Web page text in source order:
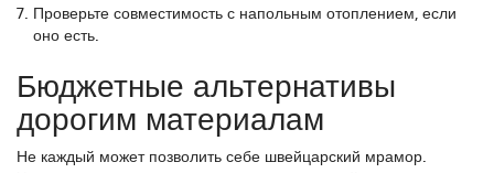
Проверьте совместимость с напольным отоплением, если
оно есть.
Бюджетные альтернативы
дорогим материалам
Не каждый может позволить себе швейцарский мрамор.